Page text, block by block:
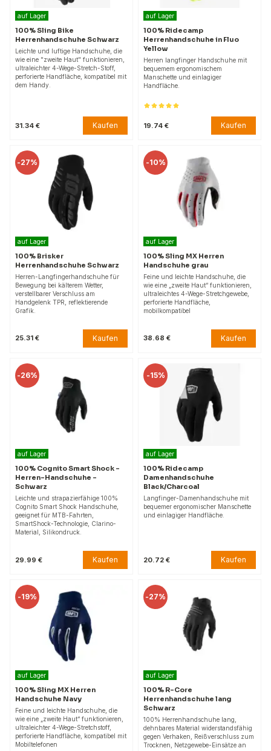
auf Lager
100% Sling Bike
Herrenhandschuhe Schwarz
Leichte und luftige Handschuhe, die
wie eine "zweite Haut" funktionieren,
ultraleichter 4-Wege-Stretch-Stoff,
perforierte Handfläche, kompatibel mit
dem Handy.
31.34 € Kaufen
auf Lager
100% Ridecamp
Herrenhandschuhe in Fluo
Yellow
Herren langfinger Handschuhe mit
bequemem ergonomischem
Manschette und einlagiger
Handfläche.
19.74 € Kaufen
-27%
auf Lager
100% Brisker
Herrenhandschuhe Schwarz
Herren-Langfingerhandschuhe für
Bewegung bei kälterem Wetter,
verstellbarer Verschluss am
Handgelenk TPR, reflektierende
Grafik.
25.31 € Kaufen
-10%
auf Lager
100% Sling MX Herren
Handschuhe grau
Feine und leichte Handschuhe, die
wie eine „zweite Haut“ funktionieren,
ultraleichtes 4-Wege-Stretchgewebe,
perforierte Handfläche,
mobilkompatibel
38.68 € Kaufen
-26%
auf Lager
100% Cognito Smart Shock –
Herren-Handschuhe –
Schwarz
Leichte und strapazierfähige 100%
Cognito Smart Shock Handschuhe,
geeignet für MTB-Fahrten,
SmartShock-Technologie, Clarino-
Material, Silikondruck.
29.99 € Kaufen
-15%
auf Lager
100% Ridecamp
Damenhandschuhe
Black/Charcoal
Langfinger-Damenhandschuhe mit
bequemer ergonomischer Manschette
und einlagiger Handfläche.
20.72 € Kaufen
-19%
auf Lager
100% Sling MX Herren
Handschuhe Navy
Feine und leichte Handschuhe, die
wie eine „zweite Haut“ funktionieren,
ultraleichter 4-Wege-Stretchstoff,
perforierte Handfläche, kompatibel mit
Mobiltelefonen
-27%
auf Lager
100% R-Core
Herrenhandschuhe lang
Schwarz
100% Herrenhandschuhe lang,
dehnbares Material widerstandsfähig
gegen Verhaken, Reißverschluss zum
Trocknen, Netzgewebe-Einsätze an